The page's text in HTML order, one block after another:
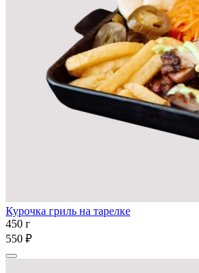
Курочка гриль на тарелке
450 г
550 ₽